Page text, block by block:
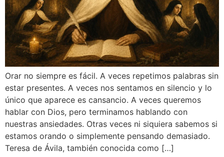
Orar no siempre es fácil. A veces repetimos palabras sin
estar presentes. A veces nos sentamos en silencio y lo
único que aparece es cansancio. A veces queremos
hablar con Dios, pero terminamos hablando con
nuestras ansiedades. Otras veces ni siquiera sabemos si
estamos orando o simplemente pensando demasiado.
Teresa de Ávila, también conocida como […]